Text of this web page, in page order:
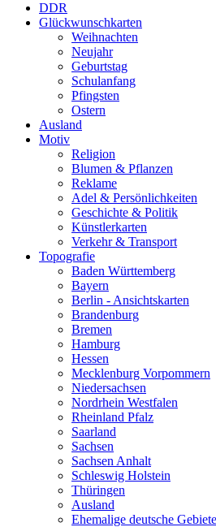
DDR
Glückwunschkarten
Weihnachten
Neujahr
Geburtstag
Schulanfang
Pfingsten
Ostern
Ausland
Motiv
Religion
Blumen & Pflanzen
Reklame
Adel & Persönlichkeiten
Geschichte & Politik
Künstlerkarten
Verkehr & Transport
Topografie
Baden Württemberg
Bayern
Berlin - Ansichtskarten
Brandenburg
Bremen
Hamburg
Hessen
Mecklenburg Vorpommern
Niedersachsen
Nordrhein Westfalen
Rheinland Pfalz
Saarland
Sachsen
Sachsen Anhalt
Schleswig Holstein
Thüringen
Ausland
Ehemalige deutsche Gebiete